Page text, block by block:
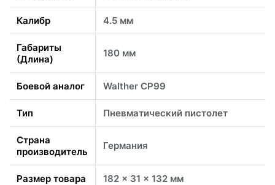
Калибр 4.5 мм
Габариты
(Длина)
180 мм
Боевой аналог Walther CP99
Тип Пневматический пистолет
Страна
производитель
Германия
Размер товара 182 x 31 x 132 мм